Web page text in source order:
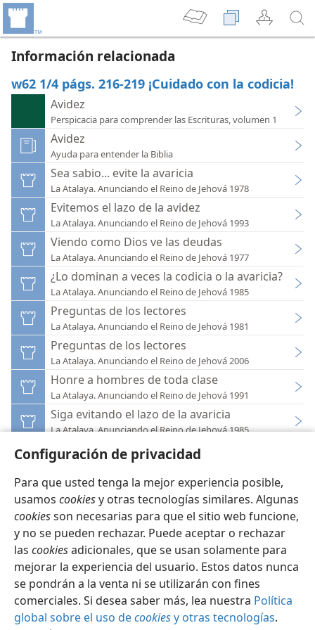
Configuración de privacidad
Para que usted tenga la mejor experiencia posible,
usamos cookiesy otras tecnologías similares. Algunas
cookiesson necesarias para que el sitio web funcione,
y no se pueden rechazar. Puede aceptar o rechazar
las cookiesadicionales, que se usan solamente para
mejorar la experiencia del usuario. Estos datos nunca
se pondrán a la venta ni se utilizarán con fines
comerciales. Si desea saber más, lea nuestra Política
global sobre el uso decookiesy otras tecnologías.
Información relacionada
w62 1/4 págs. 216-219 ¡Cuidado con la codicia!
Avidez
Perspicacia para comprender las Escrituras, volumen 1
Avidez
Ayuda para entender la Biblia
Sea sabio... evite la avaricia
La Atalaya. Anunciando el Reino de Jehová 1978
Evitemos el lazo de la avidez
La Atalaya. Anunciando el Reino de Jehová 1993
Viendo como Dios ve las deudas
La Atalaya. Anunciando el Reino de Jehová 1977
¿Lo dominan a veces la codicia o la avaricia?
La Atalaya. Anunciando el Reino de Jehová 1985
Preguntas de los lectores
La Atalaya. Anunciando el Reino de Jehová 1981
Preguntas de los lectores
La Atalaya. Anunciando el Reino de Jehová 2006
Honre a hombres de toda clase
La Atalaya. Anunciando el Reino de Jehová 1991
Siga evitando el lazo de la avaricia
La Atalaya. Anunciando el Reino de Jehová 1985
Español Configuración
Copyright© 2026 Watch Tower Bible and Tract Society of Pennsylvania
Condiciones de uso
Política de privacidad
Configuración de privacidad
JW.ORG Iniciar sesión